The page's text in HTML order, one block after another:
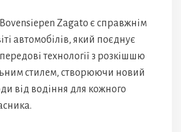
Zagato є справжнім
автомобілів, який поєднує
технології з розкішшю
стилем, створюючи новий
від водіння для кожного